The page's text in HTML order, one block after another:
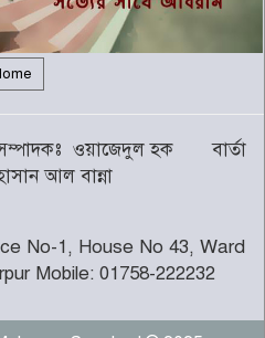
গালর্স কলেজে শিক্ষকতা করায় পদ
হারালেন কুষ্টিয়া জেলা জামায়াতের
সেক্রেটারি
চট্টগ্রামের পাঁচ জেলায় ভূমিধসের
সতর্কতা
থামছে না পাহাড়ে বানভাসিদের কান্না
ওয়াজেদুল হক বার্তা
আল বান্না
No-1, House No 43, Ward
Mobile: 01758-222232